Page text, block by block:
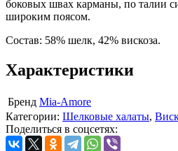
боковых швах карманы, по талии
широким поясом.
Состав: 58% шелк, 42% вискоза.
Характеристики
Бренд Mia-Amore
Категории: Шелковые халаты,
Поделиться в соцсетях: